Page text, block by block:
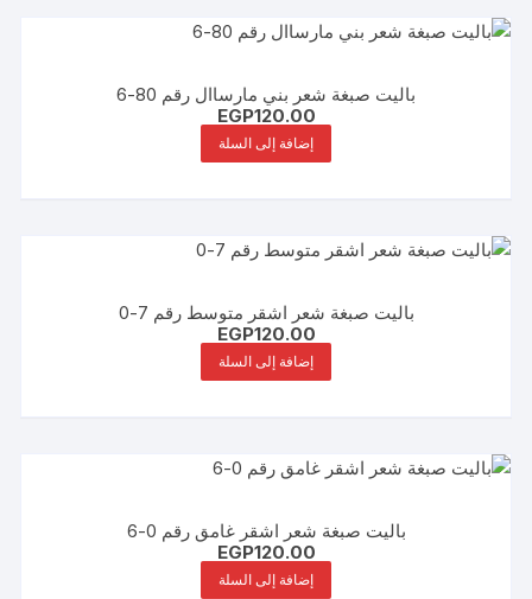
باليت صبغة شعر بني مارساال رقم 80-6
EGP120.00
إضافة إلى السلة
باليت صبغة شعر اشقر متوسط رقم 7-0
EGP120.00
إضافة إلى السلة
باليت صبغة شعر اشقر غامق رقم 0-6
EGP120.00
إضافة إلى السلة